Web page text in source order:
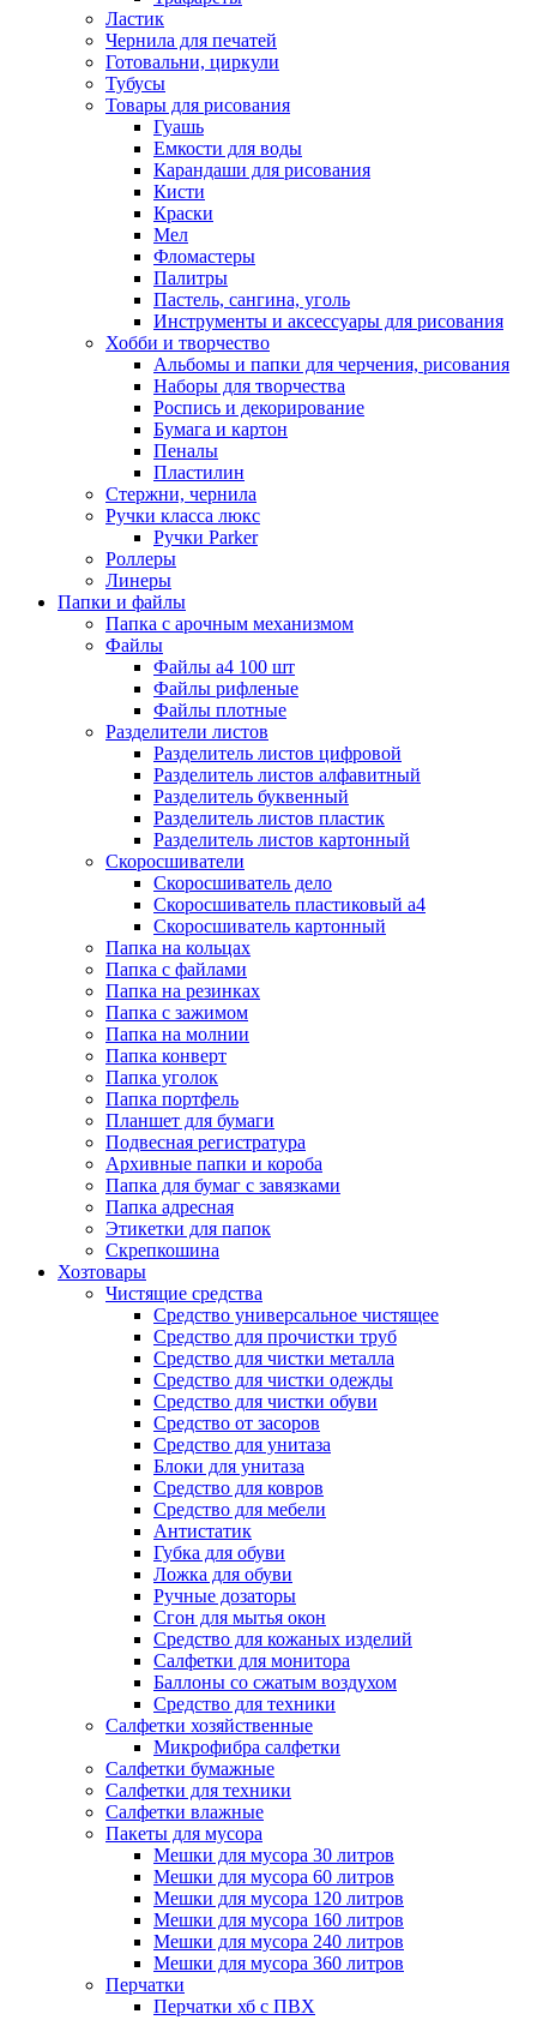
Ластик
Чернила для печатей
Готовальни, циркули
Тубусы
Товары для рисования
Гуашь
Емкости для воды
Карандаши для рисования
Кисти
Краски
Мел
Фломастеры
Палитры
Пастель, сангина, уголь
Инструменты и аксессуары для рисования
Хобби и творчество
Альбомы и папки для черчения, рисования
Наборы для творчества
Роспись и декорирование
Бумага и картон
Пеналы
Пластилин
Стержни, чернила
Ручки класса люкс
Ручки Parker
Роллеры
Линеры
Папки и файлы
Папка с арочным механизмом
Файлы
Файлы а4 100 шт
Файлы рифленые
Файлы плотные
Разделители листов
Разделитель листов цифровой
Разделитель листов алфавитный
Разделитель буквенный
Разделитель листов пластик
Разделитель листов картонный
Скоросшиватели
Скоросшиватель дело
Скоросшиватель пластиковый а4
Скоросшиватель картонный
Папка на кольцах
Папка с файлами
Папка на резинках
Папка с зажимом
Папка на молнии
Папка конверт
Папка уголок
Папка портфель
Планшет для бумаги
Подвесная регистратура
Архивные папки и короба
Папка для бумаг с завязками
Папка адресная
Этикетки для папок
Скрепкошина
Хозтовары
Чистящие средства
Средство универсальное чистящее
Средство для прочистки труб
Средство для чистки металла
Средство для чистки одежды
Средство для чистки обуви
Средство от засоров
Средство для унитаза
Блоки для унитаза
Средство для ковров
Средство для мебели
Антистатик
Губка для обуви
Ложка для обуви
Ручные дозаторы
Сгон для мытья окон
Средство для кожаных изделий
Салфетки для монитора
Баллоны со сжатым воздухом
Средство для техники
Салфетки хозяйственные
Микрофибра салфетки
Салфетки бумажные
Салфетки для техники
Салфетки влажные
Пакеты для мусора
Мешки для мусора 30 литров
Мешки для мусора 60 литров
Мешки для мусора 120 литров
Мешки для мусора 160 литров
Мешки для мусора 240 литров
Мешки для мусора 360 литров
Перчатки
Перчатки хб с ПВХ